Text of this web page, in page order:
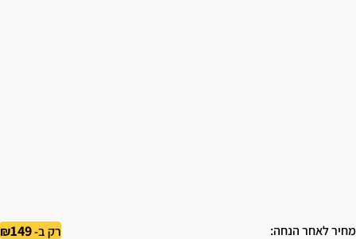
מחיר לאחר הנחה רק ב-149